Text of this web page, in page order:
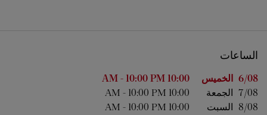
الساعات
اليوم من الأسبوع الساعات 6/08 الخميس 10:00 AM
- 10:00 PM
7/08 الجمعة 10:00 AM
- 10:00 PM
8/08 السبت 10:00 AM
- 10:00 PM